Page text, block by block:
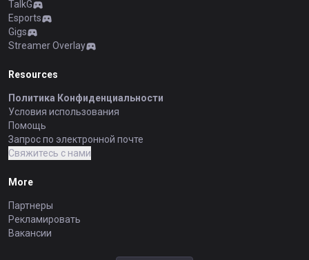
TalkG
Esports
Gigs
Streamer Overlay
Resources
Политика Конфиденциальности
Условия использования
Помощь
Запрос по электронной почте
Свяжитесь с нами
More
Партнеры
Рекламировать
Вакансии